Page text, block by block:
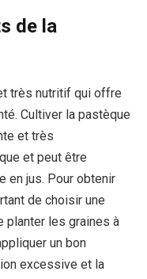
de la
très nutritif qui offre
Cultiver la pastèque
et très
et peut être
en jus. Pour obtenir
de choisir une
planter les graines à
un bon
excessive et la